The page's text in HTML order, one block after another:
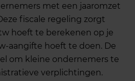
met een jaaromzet
fiscale regeling zorgt
hoeft te berekenen op je
aangifte hoeft te doen. De
om kleine ondernemers te
verplichtingen.